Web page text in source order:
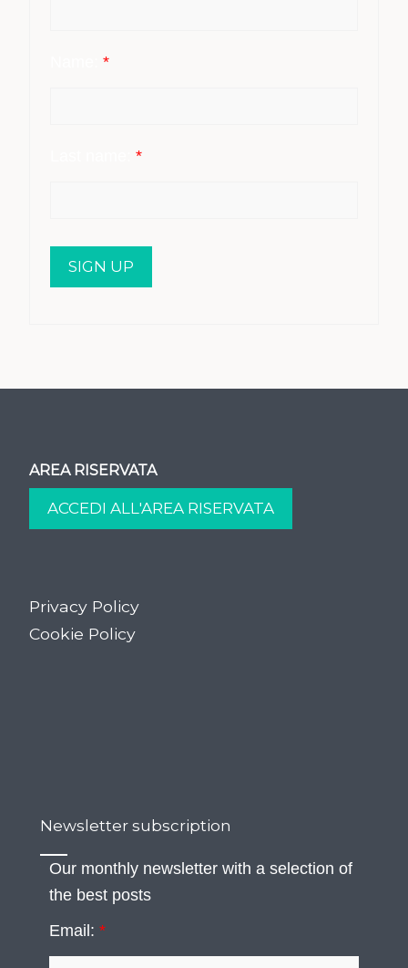
Name:*
Last name:*
AREA RISERVATA
Privacy Policy
Cookie Policy
Newsletter subscription
Our monthly newsletter with a selection of
the best posts
Email:*